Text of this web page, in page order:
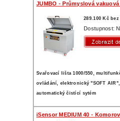
JUMBO - Průmyslová
289.100 Kč bez
Dostupnost:
Svařovací lišta 1000/550,
ovládání, elektronický "SOFT AIR",
automatický čistící sytém
iSensor MEDIUM 40 -